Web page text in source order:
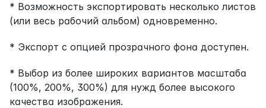
* Возможность экспортировать несколько листов
(или весь рабочий альбом) одновременно.
* Экспорт с опцией прозрачного фона доступен.
* Выбор из более широких вариантов масштаба
(100%, 200%, 300%) для нужд более высокого
качества изображения.